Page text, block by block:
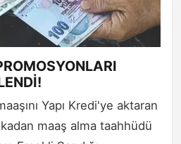
Yapı Kredi'ye aktaran
maaş alma taahhüdü